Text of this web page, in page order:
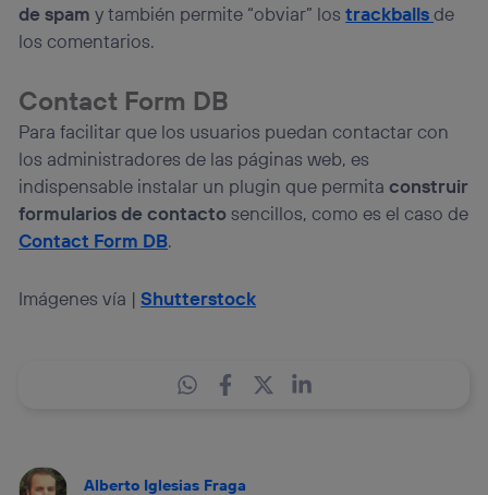
de spam y también permite “obviar” lostrackballsde
los comentarios.
Contact Form DB
Para facilitar que los usuarios puedan contactar con
los administradores de las páginas web, es
indispensable instalar un plugin que permitaconstruir
formularios de contactosencillos, como es el caso de
Contact Form DB.
Imágenes vía |Shutterstock
Alberto Iglesias Fraga